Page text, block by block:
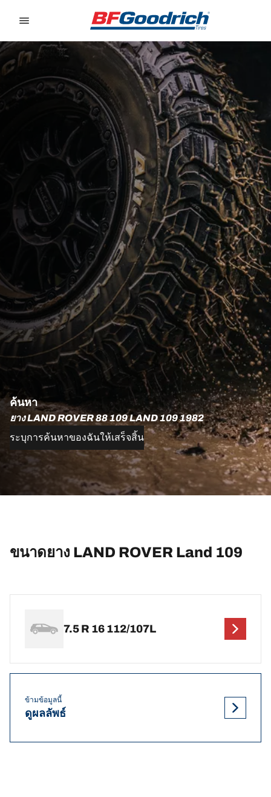
ค้นหา
ยาง LAND ROVER 88 109 LAND 109 1982
ระบุการค้นหาของฉันให้เสร็จสิ้น
ขนาดยาง LAND ROVER Land 109
7.5 R 16 112/107L
ข้ามข้อมูลนี้
ดูผลลัพธ์